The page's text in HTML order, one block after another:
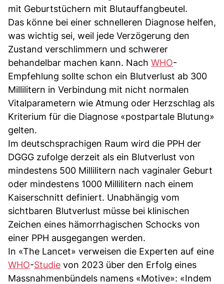
mit Geburtstüchern mit Blutauffangbeutel.
Das könne bei einer schnelleren Diagnose helfen,
was wichtig sei, weil jede Verzögerung den
Zustand verschlimmern und schwerer
behandelbar machen kann. Nach WHO-
Empfehlung sollte schon ein Blutverlust ab 300
Millilitern in Verbindung mit nicht normalen
Vitalparametern wie Atmung oder Herzschlag als
Kriterium für die Diagnose «postpartale Blutung»
gelten.
Im deutschsprachigen Raum wird die PPH der
DGGG zufolge derzeit als ein Blutverlust von
mindestens 500 Millilitern nach vaginaler Geburt
oder mindestens 1000 Millilitern nach einem
Kaiserschnitt definiert. Unabhängig vom
sichtbaren Blutverlust müsse bei klinischen
Zeichen eines hämorrhagischen Schocks von
einer PPH ausgegangen werden.
In «The Lancet» verweisen die Experten auf eine
WHO-Studie von 2023 über den Erfolg eines
Massnahmenbündels namens «Motive»: «Indem